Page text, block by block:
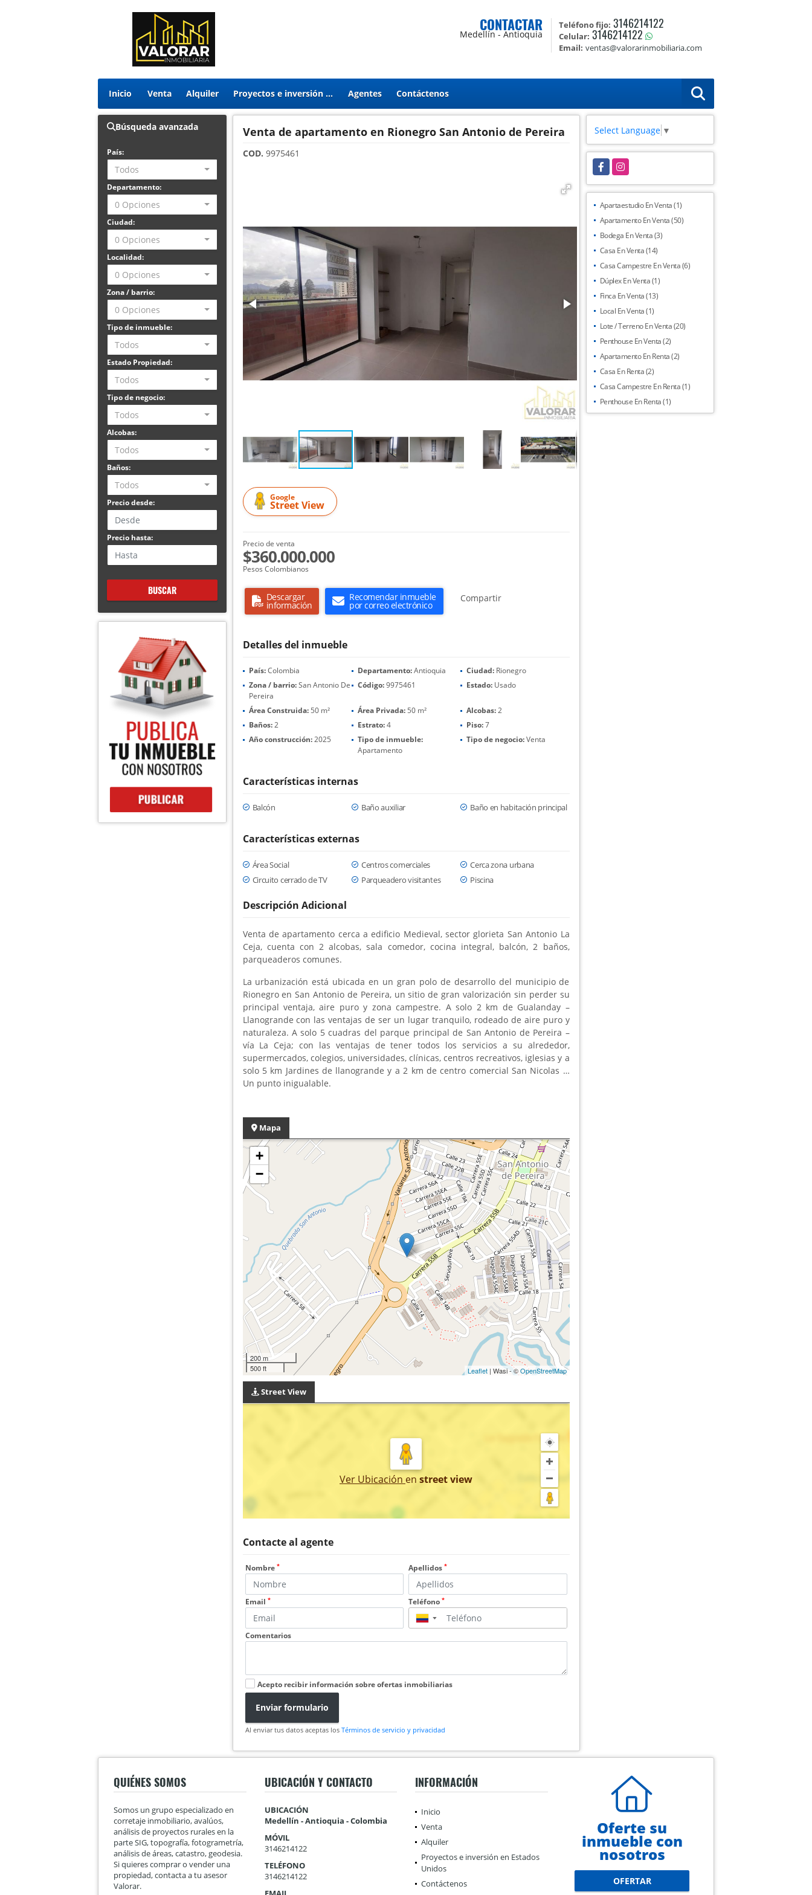
CONTACTAR
Medellín - Antioquia
Teléfono fijo: 3146214122
Celular: 3146214122
Email: ventas@valorarinmobiliaria.com
Inicio Venta Alquiler Proyectos e inversión en Estados Unidos Agentes Contáctenos
Búsqueda avanzada
País:
Todos
Departamento:
0 Opciones
Ciudad:
0 Opciones
Localidad:
0 Opciones
Zona / barrio:
0 Opciones
Tipo de inmueble:
Todos
Estado Propiedad:
Todos
Tipo de negocio:
Todos
Alcobas:
Todos
Baños:
Todos
Precio desde:
Precio hasta:
BUSCAR
Venta de apartamento en Rionegro San Antonio de Pereira
COD. 9975461
Google
Street View
Precio de venta
$360.000.000
Pesos Colombianos
Descargar
información
Recomendar inmueble
por correo electrónico
Compartir
Detalles del inmueble
País:Colombia Departamento:Antioquia Ciudad: Rionegro
Zona / barrio:San Antonio De
Pereira
Código:9975461 Estado: Usado
Área Construida:50 m² Área Privada:50 m² Alcobas:2
Baños:2 Estrato:4 Piso:7
Año construcción:2025
Tipo de inmueble:
Apartamento
Tipo de negocio:Venta
Características internas
Balcón Baño auxiliar Baño en habitación principal
Características externas
Área Social Centros comerciales
Cerca zona urbana
Circuito cerrado de TV
Parqueadero visitantes Piscina
Descripción Adicional
Venta de apartamento cerca a edificio Medieval, sector glorieta San Antonio La
Ceja, cuenta con 2 alcobas, sala comedor, cocina integral, balcón, 2 baños,
parqueaderos comunes.
La urbanización está ubicada en un gran polo de desarrollo del municipio de
Rionegro en San Antonio de Pereira, un sitio de gran valorización sin perder su
principal ventaja, aire puro y zona campestre. A solo 2 km de Gualanday –
Llanogrande con las ventajas de ser un lugar tranquilo, rodeado de aire puro y
naturaleza. A solo 5 cuadras del parque principal de San Antonio de Pereira –
vía La Ceja; con las ventajas de tener todos los servicios a su alrededor,
supermercados, colegios, universidades, clínicas, centros recreativos, iglesias y a
solo 5 km Jardines de llanogrande y a 2 km de centro comercial San Nicolas …
Un punto inigualable.
Mapa
+
−
200 m
500 ft
Leaflet| Wasi - ©OpenStreetMap
Street View
Ver Ubicación en street view
Contacte al agente
Nombre * Apellidos *
Email * Teléfono *
▼
Comentarios
Acepto recibir información sobre ofertas inmobiliarias
Enviar formulario
Al enviar tus datos aceptas los Términos de servicio y privacidad
Select Language ▼
FacebookInstagram
Apartaestudio En Venta (1)
Apartamento En Venta (50)
Bodega En Venta (3)
Casa En Venta (14)
Casa Campestre En Venta (6)
Dúplex En Venta (1)
Finca En Venta (13)
Local En Venta (1)
Lote / Terreno En Venta (20)
Penthouse En Venta (2)
Apartamento En Renta (2)
Casa En Renta (2)
Casa Campestre En Renta (1)
Penthouse En Renta (1)
QUIÉNES SOMOS
Somos un grupo especializado en
corretaje inmobiliario, avalúos,
análisis de proyectos rurales en la
parte SIG, topografía, fotogrametría,
análisis de áreas, catastro, geodesia.
Si quieres comprar o vender una
propiedad, contacta a tu asesor
Valorar.
UBICACIÓN Y CONTACTO
UBICACIÓN
Medellín - Antioquia - Colombia
MÓVIL
3146214122
TELÉFONO
3146214122
INFORMACIÓN
Inicio
Venta
Alquiler
Proyectos e inversión en Estados
Unidos
Contáctenos
Oferte su
inmueble con
nosotros
OFERTAR